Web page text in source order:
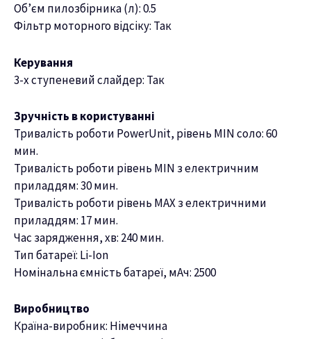
Об’єм пилозбірника (л): 0.5
Фільтр моторного відсіку: Так
Керування
3-х ступеневий слайдер: Так
Зручність в користуванні
Тривалість роботи PowerUnit, рівень MIN соло: 60
мин.
Тривалість роботи рівень MIN з електричним
приладдям: 30 мин.
Тривалість роботи рівень MAX з електричними
приладдям: 17 мин.
Час зарядження, хв: 240 мин.
Тип батареї: Li-Ion
Номінальна ємність батареї, мАч: 2500
Виробництво
Країна-виробник: Німеччина